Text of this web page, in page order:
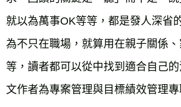
就以為萬事OK等等，都是發人深省
為不只在職場，就算用在親子關係
等，讀者都可以從中找到適合自己
文作者為專案管理與目標績效管理